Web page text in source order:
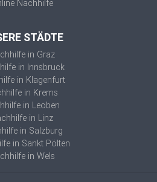
Nachhilfe
STÄDTE
in Graz
in Innsbruck
in Klagenfurt
in Krems
in Leoben
in Linz
in Salzburg
in Sankt Pölten
in Wels